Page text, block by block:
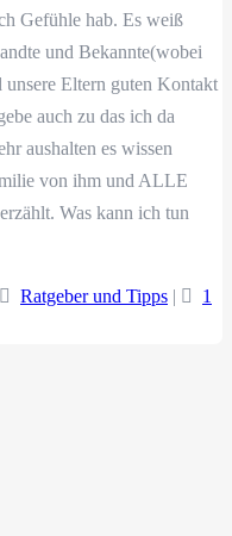
Gefühle hab. Es weiß
und Bekannte(wobei
unsere Eltern guten Kontakt
auch zu das ich da
aushalten es wissen
von ihm und ALLE
Was kann ich tun
Ratgeber und Tipps |
1